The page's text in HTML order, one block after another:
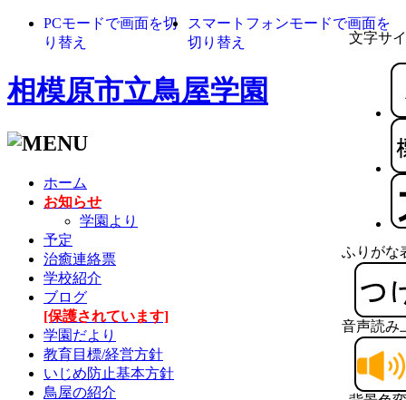
文字サ
ふりがな
音声読み
PCモードで画面を切
り替え
スマートフォンモードで画面を
切り替え
相模原市立鳥屋学園
ホーム
お知らせ
学園より
予定
治癒連絡票
学校紹介
ブログ
[保護されています]
学園だより
教育目標/経営方針
いじめ防止基本方針
鳥屋の紹介